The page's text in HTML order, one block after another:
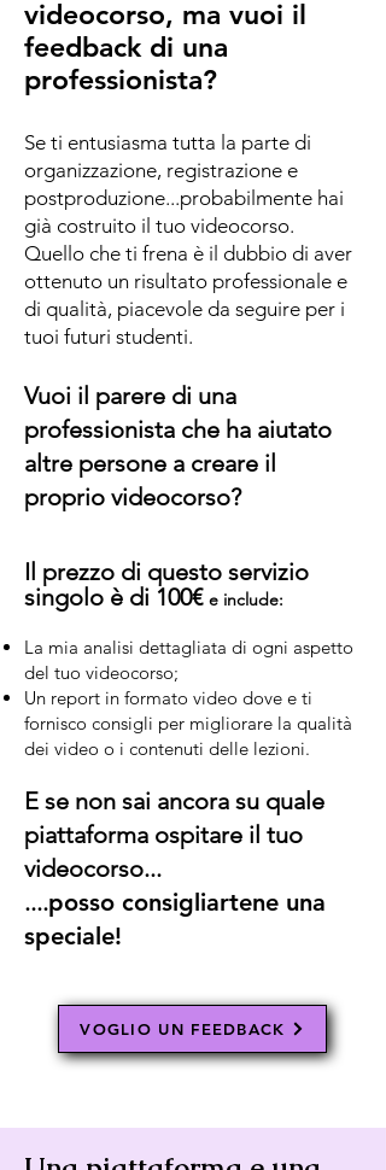
videocorso, ma vuoi il
feedback di una
professionista?
Se ti entusiasma tutta la parte di
organizzazione, registrazione e
postproduzione...probabilmente hai
già costruito il tuo videocorso.
Quello che ti frena è il dubbio di aver
ottenuto un risultato professionale e
di qualità, piacevole da seguire per i
tuoi futuri studenti.
Vuoi il parere di una
professionista che ha aiutato
altre persone a creare il
proprio videocorso?
Il prezzo di questo servizio
singolo è di 100€ e include:
La mia analisi dettagliata di ogni aspetto
del tuo videocorso;
Un report in formato video dove e ti
fornisco consigli per migliorare la qualità
dei video o i contenuti delle lezioni.
E se non sai ancora su quale
piattaforma ospitare il tuo
videocorso...
....posso consigliartene una
speciale!
VOGLIO UN FEEDBACK